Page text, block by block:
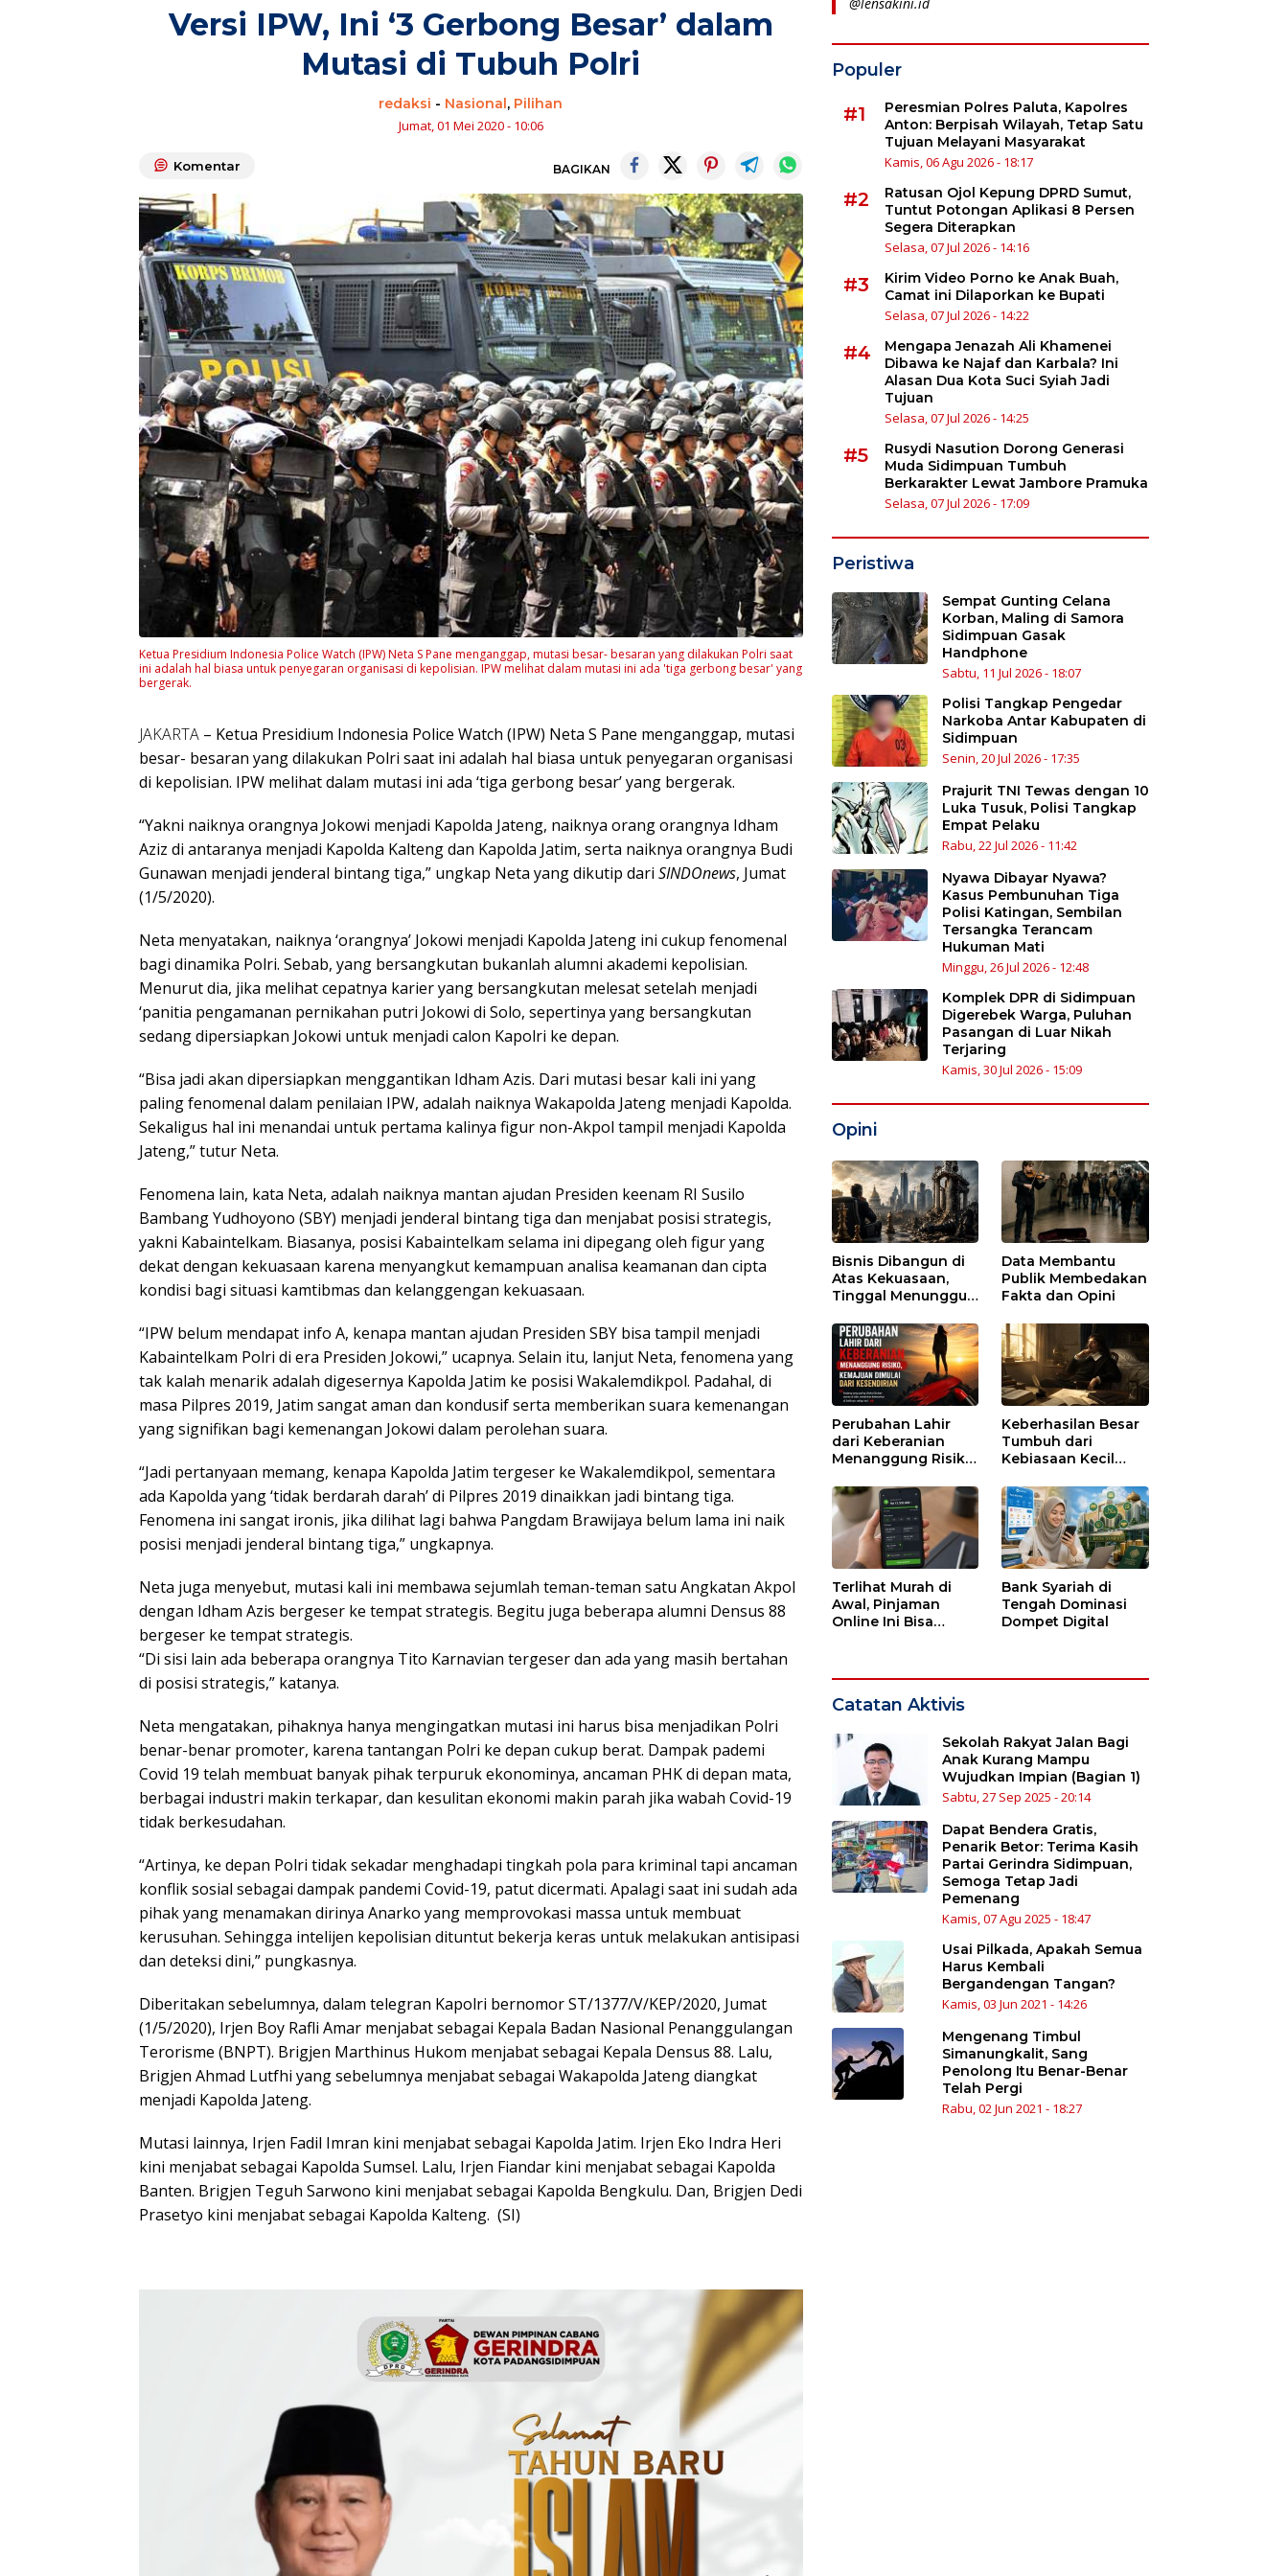
Versi IPW, Ini ‘3 Gerbong Besar’ dalam
Mutasi di Tubuh Polri
redaksi - Nasional, Pilihan
Jumat, 01 Mei 2020 - 10:06
Komentar BAGIKAN
Ketua Presidium Indonesia Police Watch (IPW) Neta S Pane menganggap, mutasi besar- besaran yang dilakukan Polri saat
ini adalah hal biasa untuk penyegaran organisasi di kepolisian. IPW melihat dalam mutasi ini ada 'tiga gerbong besar' yang
bergerak.
JAKARTA – Ketua Presidium Indonesia Police Watch (IPW) Neta S Pane menganggap, mutasi
besar- besaran yang dilakukan Polri saat ini adalah hal biasa untuk penyegaran organisasi
di kepolisian. IPW melihat dalam mutasi ini ada ‘tiga gerbong besar’ yang bergerak.
“Yakni naiknya orangnya Jokowi menjadi Kapolda Jateng, naiknya orang orangnya Idham
Aziz di antaranya menjadi Kapolda Kalteng dan Kapolda Jatim, serta naiknya orangnya Budi
Gunawan menjadi jenderal bintang tiga,” ungkap Neta yang dikutip dari SINDOnews, Jumat
(1/5/2020).
Neta menyatakan, naiknya ‘orangnya’ Jokowi menjadi Kapolda Jateng ini cukup fenomenal
bagi dinamika Polri. Sebab, yang bersangkutan bukanlah alumni akademi kepolisian.
Menurut dia, jika melihat cepatnya karier yang bersangkutan melesat setelah menjadi
‘panitia pengamanan pernikahan putri Jokowi di Solo, sepertinya yang bersangkutan
sedang dipersiapkan Jokowi untuk menjadi calon Kapolri ke depan.
“Bisa jadi akan dipersiapkan menggantikan Idham Azis. Dari mutasi besar kali ini yang
paling fenomenal dalam penilaian IPW, adalah naiknya Wakapolda Jateng menjadi Kapolda.
Sekaligus hal ini menandai untuk pertama kalinya figur non-Akpol tampil menjadi Kapolda
Jateng,” tutur Neta.
Fenomena lain, kata Neta, adalah naiknya mantan ajudan Presiden keenam RI Susilo
Bambang Yudhoyono (SBY) menjadi jenderal bintang tiga dan menjabat posisi strategis,
yakni Kabaintelkam. Biasanya, posisi Kabaintelkam selama ini dipegang oleh figur yang
dekat dengan kekuasaan karena menyangkut kemampuan analisa keamanan dan cipta
kondisi bagi situasi kamtibmas dan kelanggengan kekuasaan.
“IPW belum mendapat info A, kenapa mantan ajudan Presiden SBY bisa tampil menjadi
Kabaintelkam Polri di era Presiden Jokowi,” ucapnya. Selain itu, lanjut Neta, fenomena yang
tak kalah menarik adalah digesernya Kapolda Jatim ke posisi Wakalemdikpol. Padahal, di
masa Pilpres 2019, Jatim sangat aman dan kondusif serta memberikan suara kemenangan
yang signifikan bagi kemenangan Jokowi dalam perolehan suara.
“Jadi pertanyaan memang, kenapa Kapolda Jatim tergeser ke Wakalemdikpol, sementara
ada Kapolda yang ‘tidak berdarah darah’ di Pilpres 2019 dinaikkan jadi bintang tiga.
Fenomena ini sangat ironis, jika dilihat lagi bahwa Pangdam Brawijaya belum lama ini naik
posisi menjadi jenderal bintang tiga,” ungkapnya.
Neta juga menyebut, mutasi kali ini membawa sejumlah teman-teman satu Angkatan Akpol
dengan Idham Azis bergeser ke tempat strategis. Begitu juga beberapa alumni Densus 88
bergeser ke tempat strategis.
“Di sisi lain ada beberapa orangnya Tito Karnavian tergeser dan ada yang masih bertahan
di posisi strategis,” katanya.
Neta mengatakan, pihaknya hanya mengingatkan mutasi ini harus bisa menjadikan Polri
benar-benar promoter, karena tantangan Polri ke depan cukup berat. Dampak pademi
Covid 19 telah membuat banyak pihak terpuruk ekonominya, ancaman PHK di depan mata,
berbagai industri makin terkapar, dan kesulitan ekonomi makin parah jika wabah Covid-19
tidak berkesudahan.
“Artinya, ke depan Polri tidak sekadar menghadapi tingkah pola para kriminal tapi ancaman
konflik sosial sebagai dampak pandemi Covid-19, patut dicermati. Apalagi saat ini sudah ada
pihak yang menamakan dirinya Anarko yang memprovokasi massa untuk membuat
kerusuhan. Sehingga intelijen kepolisian dituntut bekerja keras untuk melakukan antisipasi
dan deteksi dini,” pungkasnya.
Diberitakan sebelumnya, dalam telegran Kapolri bernomor ST/1377/V/KEP/2020, Jumat
(1/5/2020), Irjen Boy Rafli Amar menjabat sebagai Kepala Badan Nasional Penanggulangan
Terorisme (BNPT). Brigjen Marthinus Hukom menjabat sebagai Kepala Densus 88. Lalu,
Brigjen Ahmad Lutfhi yang sebelumnya menjabat sebagai Wakapolda Jateng diangkat
menjadi Kapolda Jateng.
Mutasi lainnya, Irjen Fadil Imran kini menjabat sebagai Kapolda Jatim. Irjen Eko Indra Heri
kini menjabat sebagai Kapolda Sumsel. Lalu, Irjen Fiandar kini menjabat sebagai Kapolda
Banten. Brigjen Teguh Sarwono kini menjabat sebagai Kapolda Bengkulu. Dan, Brigjen Dedi
Prasetyo kini menjabat sebagai Kapolda Kalteng. (SI)
Populer
#1
Peresmian Polres Paluta, Kapolres
Anton: Berpisah Wilayah, Tetap Satu
Tujuan Melayani Masyarakat
Kamis, 06 Agu 2026 - 18:17
#2
Ratusan Ojol Kepung DPRD Sumut,
Tuntut Potongan Aplikasi 8 Persen
Segera Diterapkan
Selasa, 07 Jul 2026 - 14:16
#3
Kirim Video Porno ke Anak Buah,
Camat ini Dilaporkan ke Bupati
Selasa, 07 Jul 2026 - 14:22
#4
Mengapa Jenazah Ali Khamenei
Dibawa ke Najaf dan Karbala? Ini
Alasan Dua Kota Suci Syiah Jadi
Tujuan
Selasa, 07 Jul 2026 - 14:25
#5
Rusydi Nasution Dorong Generasi
Muda Sidimpuan Tumbuh
Berkarakter Lewat Jambore Pramuka
Selasa, 07 Jul 2026 - 17:09
Peristiwa
Sempat Gunting Celana
Korban, Maling di Samora
Sidimpuan Gasak
Handphone
Sabtu, 11 Jul 2026 - 18:07
Polisi Tangkap Pengedar
Narkoba Antar Kabupaten di
Sidimpuan
Senin, 20 Jul 2026 - 17:35
Prajurit TNI Tewas dengan 10
Luka Tusuk, Polisi Tangkap
Empat Pelaku
Rabu, 22 Jul 2026 - 11:42
Nyawa Dibayar Nyawa?
Kasus Pembunuhan Tiga
Polisi Katingan, Sembilan
Tersangka Terancam
Hukuman Mati
Minggu, 26 Jul 2026 - 12:48
Komplek DPR di Sidimpuan
Digerebek Warga, Puluhan
Pasangan di Luar Nikah
Terjaring
Kamis, 30 Jul 2026 - 15:09
Opini
Bisnis Dibangun di
Atas Kekuasaan,
Tinggal Menunggu
Data Membantu
Publik Membedakan
Fakta dan Opini
Perubahan Lahir
dari Keberanian
Menanggung Risiko,
dari Kesendirian
Keberhasilan Besar
Tumbuh dari
Kebiasaan Kecil
dengan Sabar
Terlihat Murah di
Awal, Pinjaman
Online Ini Bisa
Bank Syariah di
Tengah Dominasi
Dompet Digital
Catatan Aktivis
Sekolah Rakyat Jalan Bagi
Anak Kurang Mampu
Wujudkan Impian (Bagian 1)
Sabtu, 27 Sep 2025 - 20:14
Dapat Bendera Gratis,
Penarik Betor: Terima Kasih
Partai Gerindra Sidimpuan,
Semoga Tetap Jadi
Pemenang
Kamis, 07 Agu 2025 - 18:47
Usai Pilkada, Apakah Semua
Harus Kembali
Bergandengan Tangan?
Kamis, 03 Jun 2021 - 14:26
Mengenang Timbul
Simanungkalit, Sang
Penolong Itu Benar-Benar
Telah Pergi
Rabu, 02 Jun 2021 - 18:27